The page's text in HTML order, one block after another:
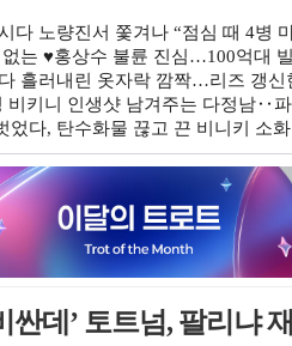
다 노량진서 쫓겨나 “점심 때 4병
는 ♥홍상수 불륜 진심…100억대
흘러내린 옷자락 깜짝…리즈 갱신
비키니 인생샷 남겨주는 다정남‥
었다, 탄수화물 끊고 끈 비니키 소화
싼데’ 토트넘, 팔리냐